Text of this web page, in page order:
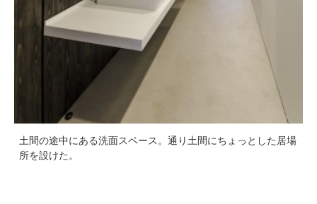
土間の途中にある洗面スペース。通り土間にちょっとした居場
所を設けた。